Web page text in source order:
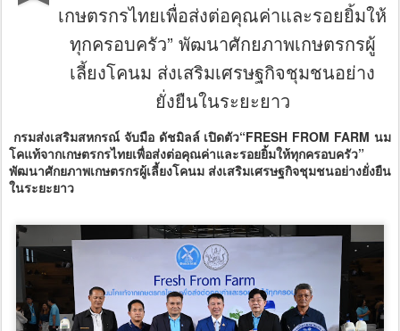
เกษตรกรไทยเพื่อส่งต่อคุณค่าและรอยยิ้มให้
ทุกครอบครัว” พัฒนาศักยภาพเกษตรกรผู้
เลี้ยงโคนม ส่งเสริมเศรษฐกิจชุมชนอย่าง
ยั่งยืนในระยะยาว
กรมส่งเสริมสหกรณ์ จับมือ ดัชมิลล์ เปิดตัว“FRESH FROM FARM นม
โคแท้จากเกษตรกรไทยเพื่อส่งต่อคุณค่าและรอยยิ้มให้ทุกครอบครัว”
พัฒนาศักยภาพเกษตรกรผู้เลี้ยงโคนม ส่งเสริมเศรษฐกิจชุมชนอย่างยั่งยืน
ในระยะยาว